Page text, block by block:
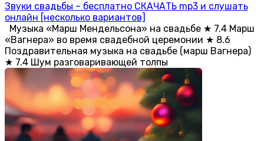
Звуки свадьбы – бесплатно СКАЧАТЬ mp3 и слушать
онлайн [несколько вариантов]
Музыка «Марш Мендельсона» на свадьбе ★ 7.4 Марш
«Вагнера» во время свадебной церемонии ★ 8.6
Поздравительная музыка на свадьбе (марш Вагнера)
★ 7.4 Шум разговаривающей толпы